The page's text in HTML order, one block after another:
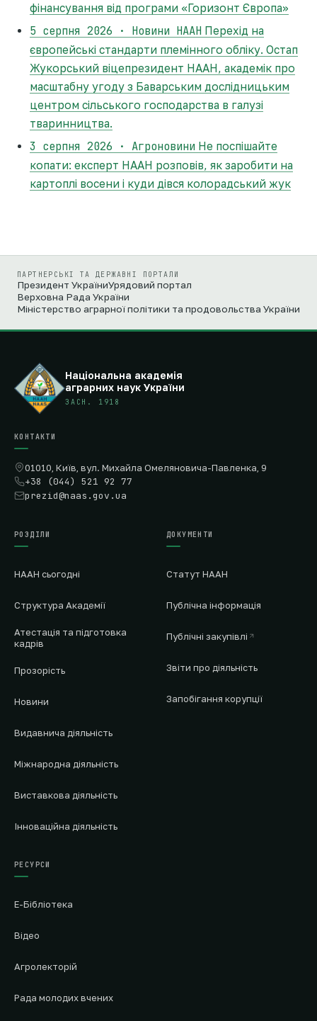
фінансування від програми «Горизонт Європа»
5 серпня 2026 · Новини НААН Перехід на
європейські стандарти племінного обліку. Остап
Жукорський віцепрезидент НААН, академік про
масштабну угоду з Баварським дослідницьким
центром сільського господарства в галузі
тваринництва.
3 серпня 2026 · Агроновини Не поспішайте
копати: експерт НААН розповів, як заробити на
картоплі восени і куди дівся колорадський жук
ПАРТНЕРСЬКІ ТА ДЕРЖАВНІ ПОРТАЛИ
Президент УкраїниУрядовий портал
Верховна Рада України
Міністерство аграрної політики та продовольства України
Національна академія
аграрних наук України
ЗАСН. 1918
КОНТАКТИ
01010, Київ, вул. Михайла Омеляновича-Павленка, 9
+38 (044) 521 92 77
prezid@naas.gov.ua
РОЗДІЛИ
НААН сьогодні
Структура Академії
Атестація та підготовка
кадрів
Прозорість
Новини
Видавнича діяльність
Міжнародна діяльність
Виставкова діяльність
Інноваційна діяльність
ДОКУМЕНТИ
Статут НААН
Публічна інформація
Публічні закупівлі
Звіти про діяльність
Запобігання корупції
РЕСУРСИ
Е-Бібліотека
Відео
Агролекторій
Рада молодих вчених